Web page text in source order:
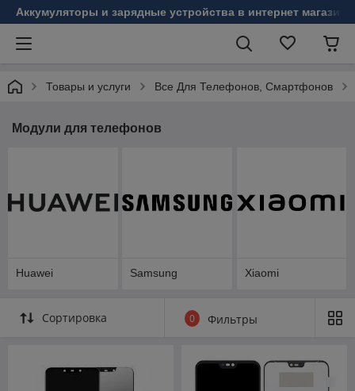
Аккумуляторы и зарядные устройства в интернет магазине
Товары и услуги Все Для Телефонов, Смартфонов
Модули для телефонов
Huawei Samsung Xiaomi
Сортировка 0 Фильтры